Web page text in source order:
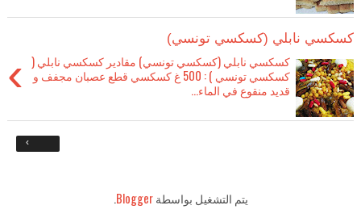
كسكسي نابلي (كسكسي تونسي)
› كسكسي نابلي (كسكسي تونسي) مقادير كسكسي نابلي (
كسكسي تونسي ) : 500 غ كسكسي قطع عصبان مجفف و
قديد منقوع في الماء...
›
يتم التشغيل بواسطةBlogger
.